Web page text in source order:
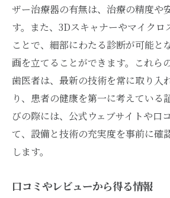
ザー治療器の有無は、治療の精度や
す。また、3Dスキャナーやマイクロ
ことで、細部にわたる診断が可能と
画を立てることができます。これら
歯医者は、最新の技術を常に取り入
り、患者の健康を第一に考えている
びの際には、公式ウェブサイトや口
て、設備と技術の充実度を事前に確
します。
口コミやレビューから得る情報